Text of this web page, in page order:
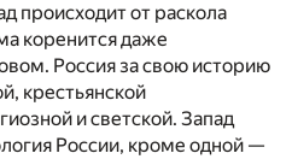
происходит от раскола
коренится даже
Россия за свою историю
крестьянской
и светской. Запад
России, кроме одной —